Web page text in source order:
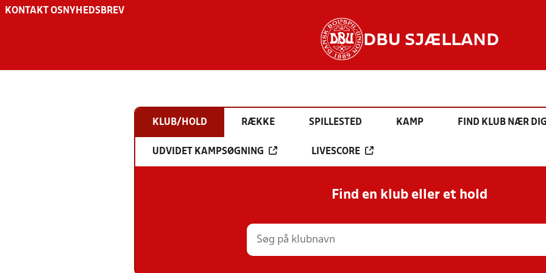
KONTAKT OS NYHEDSBREV
DBU SJÆLLAND
KLUB/HOLD RÆKKE SPILLESTED KAMP FIND KLUB NÆR DIG
UDVIDET KAMPSØGNING LIVESCORE
Find en klub eller et hold